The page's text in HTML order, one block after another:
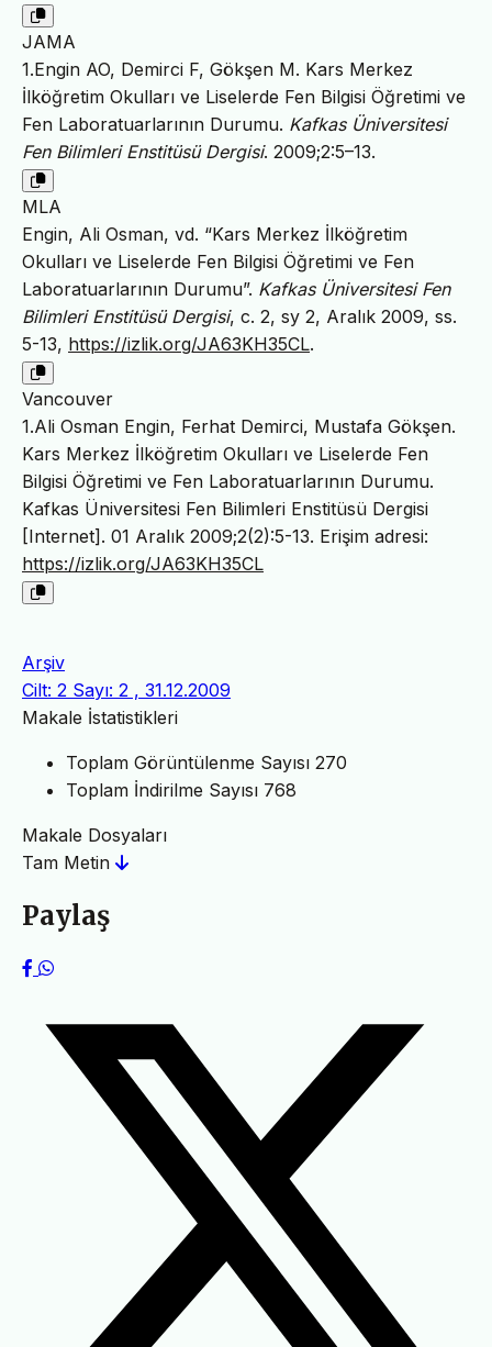
JAMA
1.Engin AO, Demirci F, Gökşen M. Kars Merkez
İlköğretim Okulları ve Liselerde Fen Bilgisi Öğretimi ve
Fen Laboratuarlarının Durumu. Kafkas Üniversitesi
Fen Bilimleri Enstitüsü Dergisi. 2009;2:5–13.
MLA
Engin, Ali Osman, vd. “Kars Merkez İlköğretim
Okulları ve Liselerde Fen Bilgisi Öğretimi ve Fen
Laboratuarlarının Durumu”. Kafkas Üniversitesi Fen
Bilimleri Enstitüsü Dergisi, c. 2, sy 2, Aralık 2009, ss.
5-13, https://izlik.org/JA63KH35CL.
Vancouver
1.Ali Osman Engin, Ferhat Demirci, Mustafa Gökşen.
Kars Merkez İlköğretim Okulları ve Liselerde Fen
Bilgisi Öğretimi ve Fen Laboratuarlarının Durumu.
Kafkas Üniversitesi Fen Bilimleri Enstitüsü Dergisi
[Internet]. 01 Aralık 2009;2(2):5-13. Erişim adresi:
https://izlik.org/JA63KH35CL
Arşiv
Cilt: 2 Sayı: 2 , 31.12.2009
Makale İstatistikleri
Toplam Görüntülenme Sayısı 270
Toplam İndirilme Sayısı 768
Makale Dosyaları
Tam Metin
Paylaş